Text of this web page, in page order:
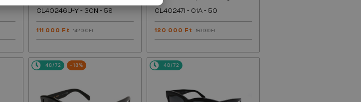
CL40246U-Y - 30N - 59
111 000 Ft 142 000 Ft
CL40247I - 01A - 50
120 000 Ft 150 000 Ft
48/72 -18% 48/72